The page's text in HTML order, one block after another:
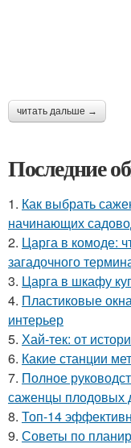
читать дальше →
Последние
1. Как выбрать
начинающих
2. Царга в комоде:
загадочного
3. Царга в шкафу
4. Пластиковые
интерьер
5. Хай-тек: от
6. Какие станции
7. Полное
саженцы плодовых
8. Топ-14
9. Советы по